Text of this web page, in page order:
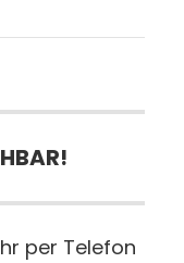
per Telefon